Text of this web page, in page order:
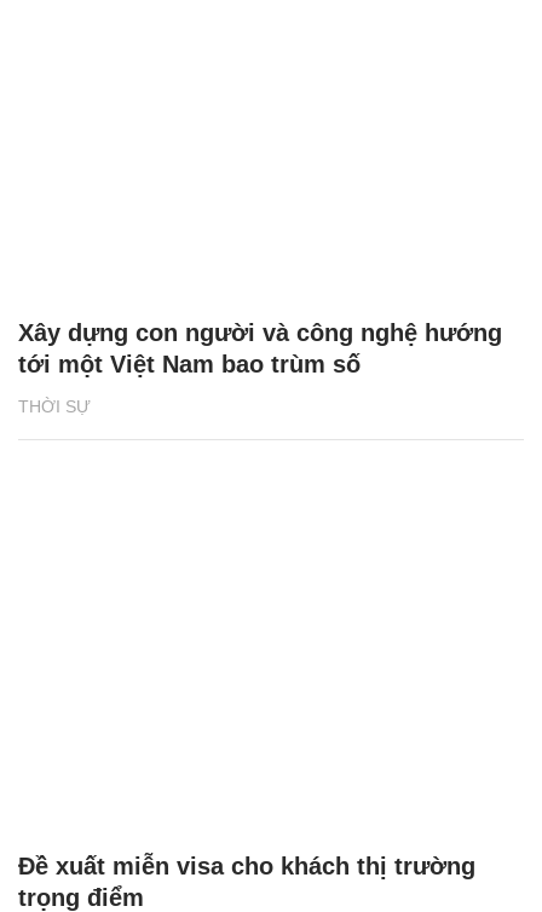
THỜI SỰ
Xây dựng con người và công nghệ hướng
tới một Việt Nam bao trùm số
Đề xuất miễn visa cho khách thị trường
trọng điểm